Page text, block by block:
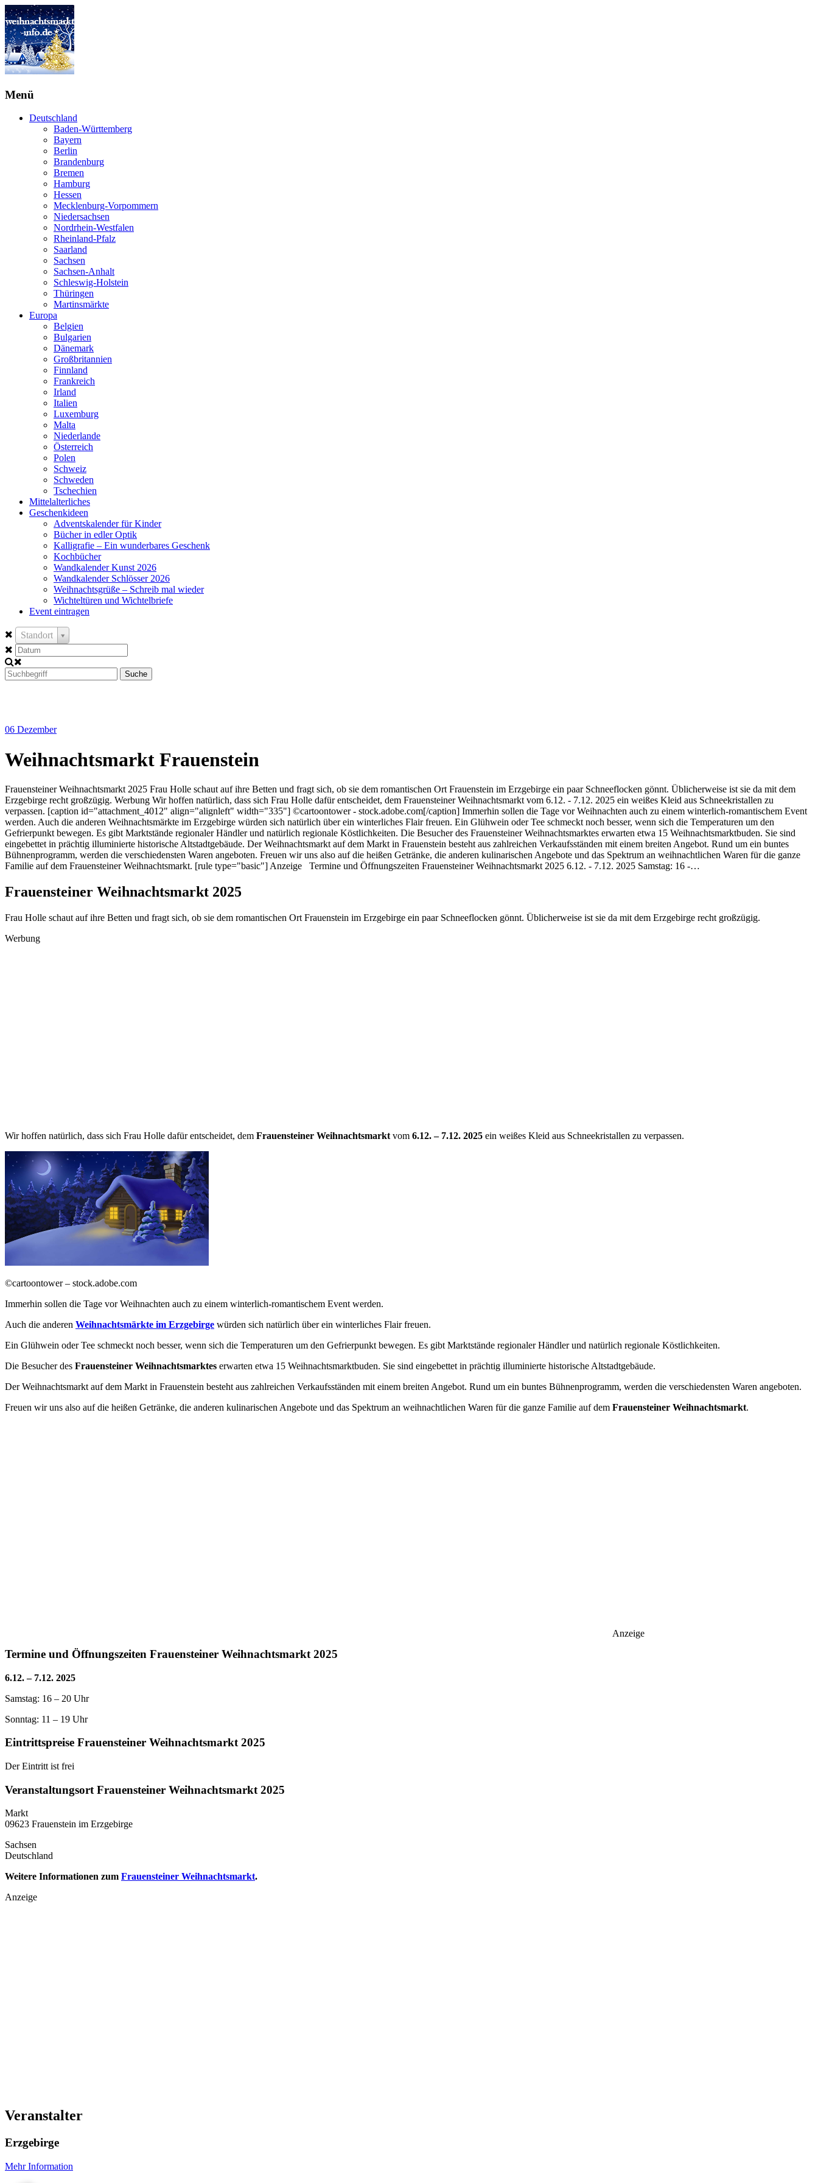
Menü
Deutschland
Baden-Württemberg
Bayern
Berlin
Brandenburg
Bremen
Hamburg
Hessen
Mecklenburg-Vorpommern
Niedersachsen
Nordrhein-Westfalen
Rheinland-Pfalz
Saarland
Sachsen
Sachsen-Anhalt
Schleswig-Holstein
Thüringen
Martinsmärkte
Europa
Belgien
Bulgarien
Dänemark
Großbritannien
Finnland
Frankreich
Irland
Italien
Luxemburg
Malta
Niederlande
Österreich
Polen
Schweiz
Schweden
Tschechien
Mittelalterliches
Geschenkideen
Adventskalender für Kinder
Bücher in edler Optik
Kalligrafie – Ein wunderbares Geschenk
Kochbücher
Wandkalender Kunst 2026
Wandkalender Schlösser 2026
Weihnachtsgrüße – Schreib mal wieder
Wichteltüren und Wichtelbriefe
Event eintragen
Standort
Suche
06 Dezember
Weihnachtsmarkt Frauenstein
Frauensteiner Weihnachtsmarkt 2025 Frau Holle schaut auf ihre Betten und fragt sich, ob sie dem romantischen Ort Frauenstein im Erzgebirge ein paar Schneeflocken gönnt. Üblicherweise ist sie da mit dem
Erzgebirge recht großzügig. Werbung Wir hoffen natürlich, dass sich Frau Holle dafür entscheidet, dem Frauensteiner Weihnachtsmarkt vom 6.12. - 7.12. 2025 ein weißes Kleid aus Schneekristallen zu
verpassen. [caption id="attachment_4012" align="alignleft" width="335"] ©cartoontower - stock.adobe.com[/caption] Immerhin sollen die Tage vor Weihnachten auch zu einem winterlich-romantischem Event
werden. Auch die anderen Weihnachtsmärkte im Erzgebirge würden sich natürlich über ein winterliches Flair freuen. Ein Glühwein oder Tee schmeckt noch besser, wenn sich die Temperaturen um den
Gefrierpunkt bewegen. Es gibt Marktstände regionaler Händler und natürlich regionale Köstlichkeiten. Die Besucher des Frauensteiner Weihnachtsmarktes erwarten etwa 15 Weihnachtsmarktbuden. Sie sind
eingebettet in prächtig illuminierte historische Altstadtgebäude. Der Weihnachtsmarkt auf dem Markt in Frauenstein besteht aus zahlreichen Verkaufsständen mit einem breiten Angebot. Rund um ein buntes
Bühnenprogramm, werden die verschiedensten Waren angeboten. Freuen wir uns also auf die heißen Getränke, die anderen kulinarischen Angebote und das Spektrum an weihnachtlichen Waren für die ganze
Familie auf dem Frauensteiner Weihnachtsmarkt. [rule type="basic"] Anzeige Termine und Öffnungszeiten Frauensteiner Weihnachtsmarkt 2025 6.12. - 7.12. 2025 Samstag: 16 -…
Frauensteiner Weihnachtsmarkt 2025
Frau Holle schaut auf ihre Betten und fragt sich, ob sie dem romantischen Ort Frauenstein im Erzgebirge ein paar Schneeflocken gönnt. Üblicherweise ist sie da mit dem Erzgebirge recht großzügig.
Werbung
Wir hoffen natürlich, dass sich Frau Holle dafür entscheidet, dem Frauensteiner Weihnachtsmarkt vom 6.12. – 7.12. 2025 ein weißes Kleid aus Schneekristallen zu verpassen.
©cartoontower – stock.adobe.com
Immerhin sollen die Tage vor Weihnachten auch zu einem winterlich-romantischem Event werden.
Auch die anderen Weihnachtsmärkte im Erzgebirge würden sich natürlich über ein winterliches Flair freuen.
Ein Glühwein oder Tee schmeckt noch besser, wenn sich die Temperaturen um den Gefrierpunkt bewegen. Es gibt Marktstände regionaler Händler und natürlich regionale Köstlichkeiten.
Die Besucher des Frauensteiner Weihnachtsmarktes erwarten etwa 15 Weihnachtsmarktbuden. Sie sind eingebettet in prächtig illuminierte historische Altstadtgebäude.
Der Weihnachtsmarkt auf dem Markt in Frauenstein besteht aus zahlreichen Verkaufsständen mit einem breiten Angebot. Rund um ein buntes Bühnenprogramm, werden die verschiedensten Waren angeboten.
Freuen wir uns also auf die heißen Getränke, die anderen kulinarischen Angebote und das Spektrum an weihnachtlichen Waren für die ganze Familie auf dem Frauensteiner Weihnachtsmarkt.
Anzeige
Termine und Öffnungszeiten Frauensteiner Weihnachtsmarkt 2025
6.12. – 7.12. 2025
Samstag: 16 – 20 Uhr
Sonntag: 11 – 19 Uhr
Eintrittspreise Frauensteiner Weihnachtsmarkt 2025
Der Eintritt ist frei
Veranstaltungsort Frauensteiner Weihnachtsmarkt 2025
Markt
09623 Frauenstein im Erzgebirge
Sachsen
Deutschland
Weitere Informationen zum Frauensteiner Weihnachtsmarkt.
Anzeige
Veranstalter
Erzgebirge
Mehr Information